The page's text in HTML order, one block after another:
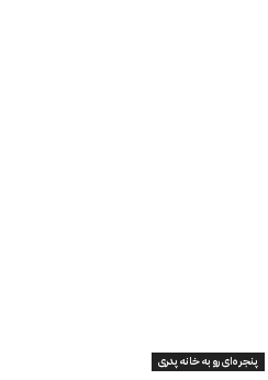
پنجره‌ای رو به خانه پدری